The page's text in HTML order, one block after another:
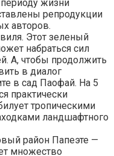
жизни
репродукции
авторов.
Этот зеленый
набраться сил
А, чтобы продолжить
в диалог
в сад Паофай. На 5
практически
тропическими
ландшафтного
район Папеэте —
множество